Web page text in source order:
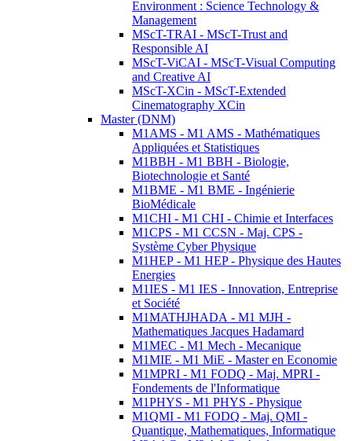
Environment : Science Technology &
Management
MScT-TRAI - MScT-Trust and
Responsible AI
MScT-ViCAI - MScT-Visual Computing
and Creative AI
MScT-XCin - MScT-Extended
Cinematography XCin
Master (DNM)
M1AMS - M1 AMS - Mathématiques
Appliquées et Statistiques
M1BBH - M1 BBH - Biologie,
Biotechnologie et Santé
M1BME - M1 BME - Ingénierie
BioMédicale
M1CHI - M1 CHI - Chimie et Interfaces
M1CPS - M1 CCSN - Maj. CPS -
Système Cyber Physique
M1HEP - M1 HEP - Physique des Hautes
Energies
M1IES - M1 IES - Innovation, Entreprise
et Société
M1MATHJHADA - M1 MJH -
Mathematiques Jacques Hadamard
M1MEC - M1 Mech - Mecanique
M1MIE - M1 MiE - Master en Economie
M1MPRI - M1 FODQ - Maj. MPRI -
Fondements de l'Informatique
M1PHYS - M1 PHYS - Physique
M1QMI - M1 FODQ - Maj. QMI -
Quantique, Mathematiques, Informatique